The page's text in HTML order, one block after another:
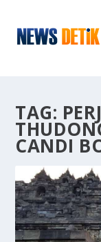
TAG:
CANDI